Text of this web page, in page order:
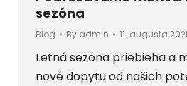
sezóna
Blog By admin 11. augusta
Letná sezóna priebieha a
nové dopytu od našich